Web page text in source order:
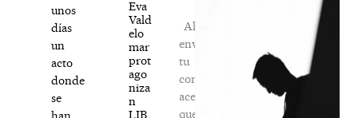
unos
días
un
acto
donde
se
Eva
Vald
elo
mar
prot
ago
niza
n
LIB
Al
enviar
tu
comentario,
aceptas
que